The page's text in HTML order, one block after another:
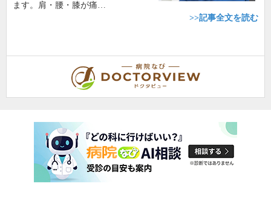
ます。肩・腰・膝が痛…
>>記事全文を読む